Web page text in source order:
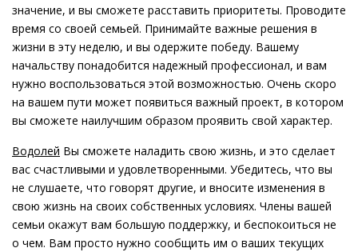
значение, и вы сможете расставить приоритеты. Проводите
время со своей семьей. Принимайте важные решения в
жизни в эту неделю, и вы одержите победу. Вашему
начальству понадобится надежный профессионал, и вам
нужно воспользоваться этой возможностью. Очень скоро
на вашем пути может появиться важный проект, в котором
вы сможете наилучшим образом проявить свой характер.
Водолей Вы сможете наладить свою жизнь, и это сделает
вас счастливыми и удовлетворенными. Убедитесь, что вы
не слушаете, что говорят другие, и вносите изменения в
свою жизнь на своих собственных условиях. Члены вашей
семьи окажут вам большую поддержку, и беспокоиться не
о чем. Вам просто нужно сообщить им о ваших текущих